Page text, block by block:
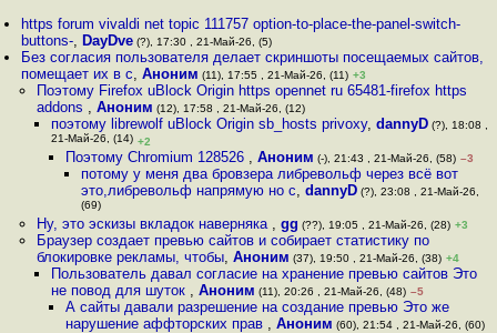
https forum vivaldi net topic 111757 option-to-place-the-panel-switch-
buttons-, DayDve (?), 17:30 , 21-Май-26, (5)
Без согласия пользователя делает скриншоты посещаемых сайтов,
помещает их в c,Аноним (11), 17:55 , 21-Май-26, (11) +3
Поэтому Firefox uBlock Origin https opennet ru 65481-firefox https
addons , Аноним (12), 17:58 , 21-Май-26, (12)
поэтому librewolf uBlock Origin sb_hosts privoxy, dannyD(?), 18:08 ,
21-Май-26, (14) +2
Поэтому Chromium 128526 ,Аноним (-), 21:43 , 21-Май-26, (58) –3
потому у меня два бровзера либревольф через всё вот
это,либревольф напрямую но с, dannyD(?), 23:08 , 21-Май-26,
(69)
Ну, это эскизы вкладок наверняка , gg (??), 19:05 , 21-Май-26, (28) +3
Браузер создает превью сайтов и собирает статистику по
блокировке рекламы, чтобы, Аноним (37), 19:50 , 21-Май-26, (38) +4
Пользователь давал согласие на хранение превью сайтов Это
не повод для шуток , Аноним (11), 20:26 , 21-Май-26, (48) –5
А сайты давали разрешение на создание превью Это же
нарушение аффторских прав ,Аноним (60), 21:54 , 21-Май-26, (60)